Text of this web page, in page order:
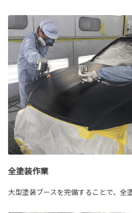
全塗装作業
大型塗装ブースを完備することで、全